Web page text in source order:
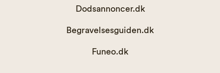
Dodsannoncer.dk
Begravelsesguiden.dk
Funeo.dk